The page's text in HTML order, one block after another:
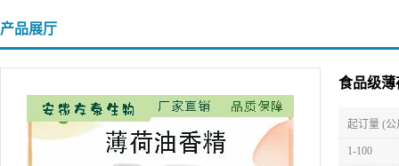
产品展厅
食品级薄
起订量 (公
1-100